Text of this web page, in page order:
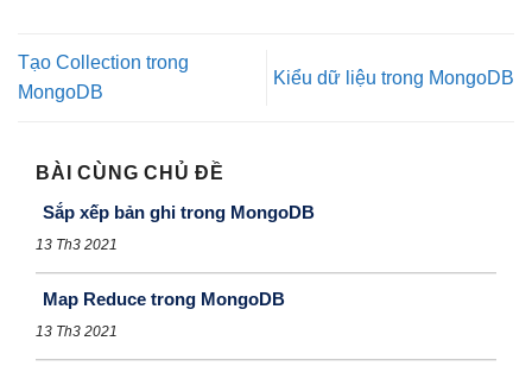
Tạo Collection trong
MongoDB
Kiểu dữ liệu trong MongoDB
BÀI CÙNG CHỦ ĐỀ
Sắp xếp bản ghi trong MongoDB
13 Th3 2021
Map Reduce trong MongoDB
13 Th3 2021